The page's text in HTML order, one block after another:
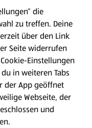
die
zu treffen. Deine
über den Link
Seite widerrufen
Einstellungen
in weiteren Tabs
der App geöffnet
Webseite, der
und